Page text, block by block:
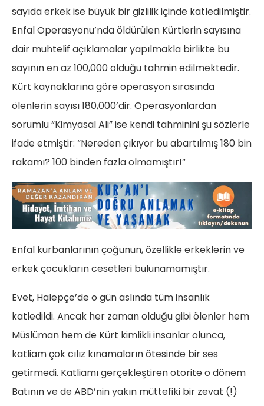
sayıda erkek ise büyük bir gizlilik içinde katledilmiştir.
Enfal Operasyonu’nda öldürülen Kürtlerin sayısına
dair muhtelif açıklamalar yapılmakla birlikte bu
sayının en az 100,000 olduğu tahmin edilmektedir.
Kürt kaynaklarına göre operasyon sırasında
ölenlerin sayısı 180,000’dir. Operasyonlardan
sorumlu “Kimyasal Ali” ise kendi tahminini şu sözlerle
ifade etmiştir: “Nereden çıkıyor bu abartılmış 180 bin
rakamı? 100 binden fazla olmamıştır!”
Enfal kurbanlarının çoğunun, özellikle erkeklerin ve
erkek çocukların cesetleri bulunamamıştır.
Evet, Halepçe’de o gün aslında tüm insanlık
katledildi. Ancak her zaman olduğu gibi ölenler hem
Müslüman hem de Kürt kimlikli insanlar olunca,
katliam çok cılız kınamaların ötesinde bir ses
getirmedi. Katliamı gerçekleştiren otorite o dönem
Batının ve de ABD’nin yakın müttefiki bir zevat (!)